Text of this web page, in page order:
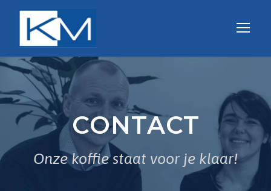
CONTACT
Onze koffie staat voor je klaar!